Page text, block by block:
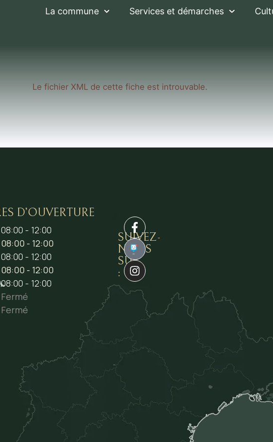
La commune Services et démarches
Le fichier XML de cette fiche est introuvable.
D’OUVERTURE
08:00 - 12:00
08:00 - 12:00
08:00 - 12:00
08:00 - 12:00
08:00 - 12:00
Fermé
Fermé
SUIVEZ-
NOUS
SUR
:
1